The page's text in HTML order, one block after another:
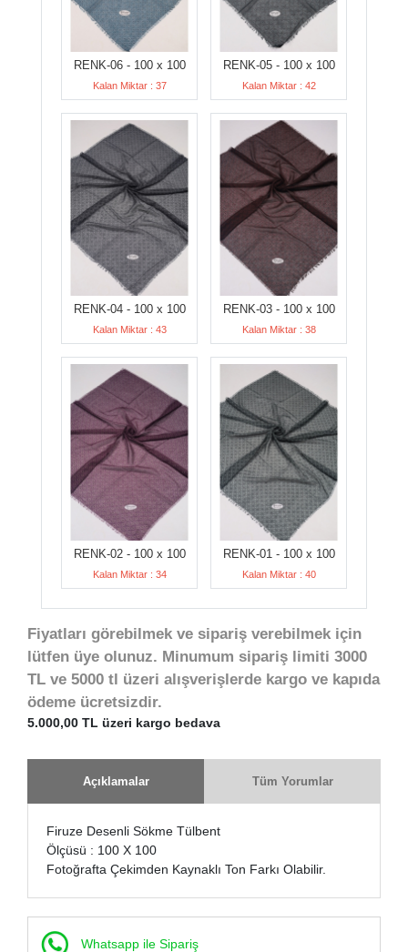
RENK-06 - 100 x 100
Kalan Miktar : 37
RENK-05 - 100 x 100
Kalan Miktar : 42
RENK-04 - 100 x 100
Kalan Miktar : 43
RENK-03 - 100 x 100
Kalan Miktar : 38
RENK-02 - 100 x 100
Kalan Miktar : 34
RENK-01 - 100 x 100
Kalan Miktar : 40
Fiyatları görebilmek ve sipariş verebilmek için
lütfen üye olunuz. Minumum sipariş limiti 3000
TL ve 5000 tl üzeri alışverişlerde kargo ve kapıda
ödeme ücretsizdir.
5.000,00 TL üzeri kargo bedava
Açıklamalar Tüm Yorumlar
Firuze Desenli Sökme Tülbent
Ölçüsü : 100 X 100
Fotoğrafta Çekimden Kaynaklı Ton Farkı Olabilir.
Whatsapp ile Sipariş